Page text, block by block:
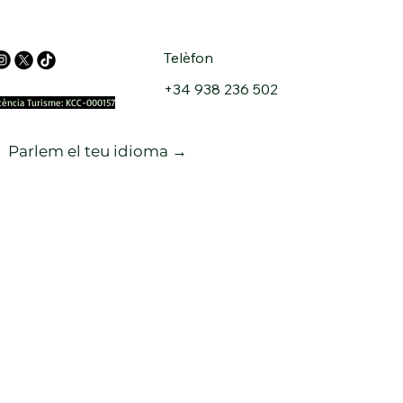
Telèfon
Turisme: KCC-000157
+34 938 236 502
Parlem el teu idioma →